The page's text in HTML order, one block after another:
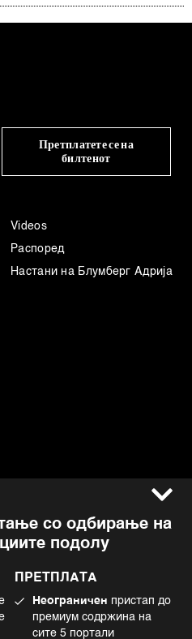
со одбирање на
подолу
ПРЕТПЛАТА
Неограничен пристап до
премиум содржина на
сите 5 портали
Претплатете се на
билтенот
Videos
Распоред
Настани на Блумберг Адрија
Facebook
Instagram
Twitter
Tiktok